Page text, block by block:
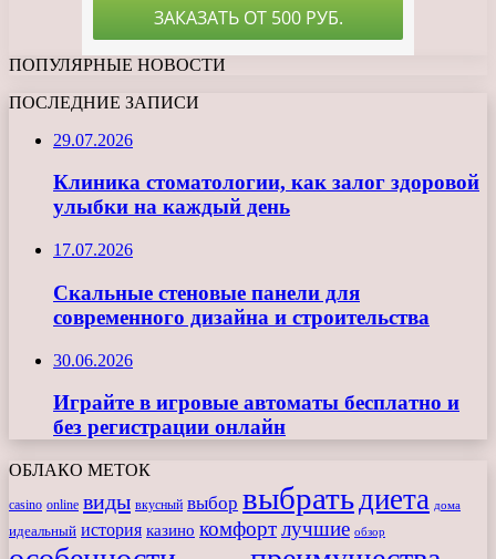
ПОПУЛЯРНЫЕ НОВОСТИ
ПОСЛЕДНИЕ ЗАПИСИ
29.07.2026
Клиника стоматологии, как залог здоровой
улыбки на каждый день
17.07.2026
Скальные стеновые панели для
современного дизайна и строительства
30.06.2026
Играйте в игровые автоматы бесплатно и
без регистрации онлайн
ОБЛАКО МЕТОК
casino online виды вкусный выбор выбратьдиета дома
идеальный история казино комфортлучшие обзор